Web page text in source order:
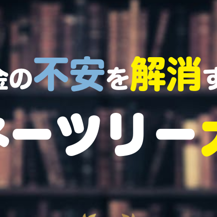
の不安を解消
ツリー